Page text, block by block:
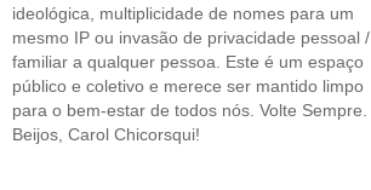
ideológica, multiplicidade de nomes para um
mesmo IP ou invasão de privacidade pessoal /
familiar a qualquer pessoa. Este é um espaço
público e coletivo e merece ser mantido limpo
para o bem-estar de todos nós. Volte Sempre.
Beijos, Carol Chicorsqui!